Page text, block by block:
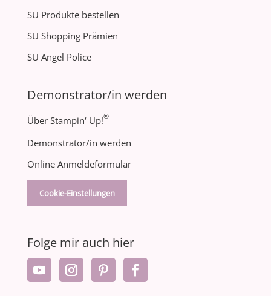
SU Produkte bestellen
SU Shopping Prämien
SU Angel Police
Demonstrator/in werden
Über Stampin‘ Up!®
Demonstrator/in werden
Online Anmeldeformular
Cookie-Einstellungen
Folge mir auch hier